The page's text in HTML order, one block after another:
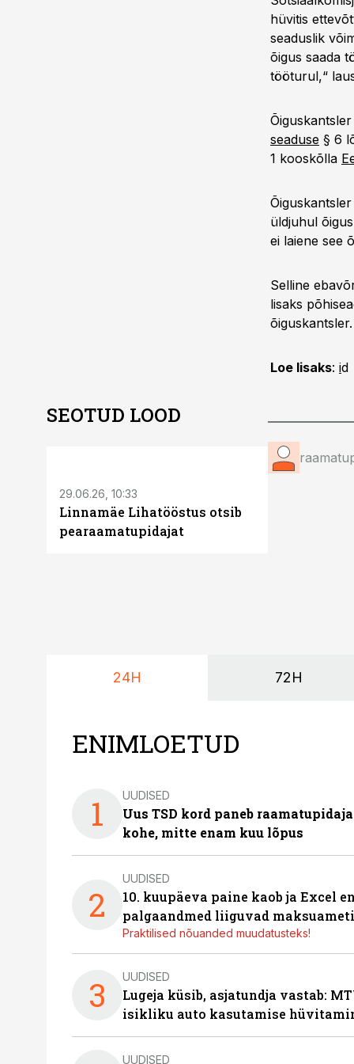
hüvitis
seaduslik
õigus saada
tööturul,“
seaduse § 6
1 kooskõlla
üldjuhul
ei laiene see
Selline
lisaks
õiguskantsler.
Loe lisaks: id
SEOTUD LOOD
29.06.26, 10:33
Linnamäe Lihatööstus otsib
pearaamatupidajat
24H 72H
ENIMLOETUD
1 UUDISED
Uus TSD kord paneb
kohe, mitte enam kuu lõpus
2
UUDISED
10. kuupäeva paine kaob ja Excel
palgaandmed liiguvad
Praktilised nõuanded muudatusteks!
3 UUDISED
Lugeja küsib, asjatundja vastab:
isikliku auto kasutamise
UUDISED